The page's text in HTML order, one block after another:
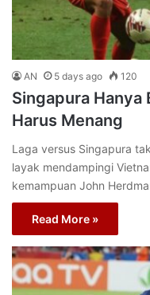
AN 5 days ago 120
Singapura Hanya
Harus Menang
Laga versus Singapura
layak mendampingi
kemampuan John
Read More »